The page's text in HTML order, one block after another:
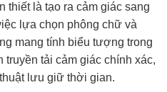
thiết là tạo ra cảm giác sang
lựa chọn phông chữ và
mang tính biểu tượng trong
truyền tải cảm giác chính xác,
lưu giữ thời gian.